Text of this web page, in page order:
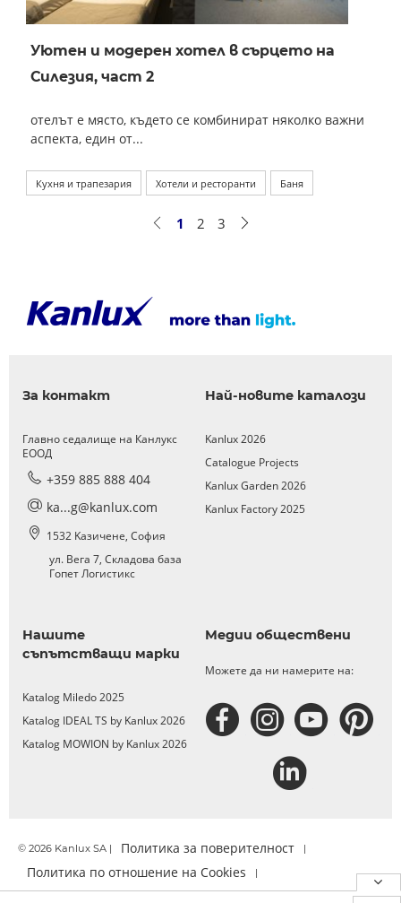
Уютен и модерен хотел в сърцето на
Силезия, част 2
отелът е място, където се комбинират няколко важни
аспекта, един от...
Кухня и трапезария Хотели и ресторанти Баня
1 2 3
За контакт
Главно седалище на Канлукс
ЕООД
+359 885 888 404
ka...g@kanlux.com
1532 Kазичене, София
ул. Вега 7, Складова база
Гопет Логистикс
Най-новите каталози
Kanlux 2026
Catalogue Projects
Kanlux Garden 2026
Kanlux Factory 2025
Нашите
съпътстващи марки
Katalog Miledo 2025
Katalog IDEAL TS by Kanlux 2026
Katalog MOWION by Kanlux 2026
Медии обществени
Можете да ни намерите на:
© 2026 Kanlux SA | Политика за поверителност |
Политика по отношение на Cookies |
Официално уведомление